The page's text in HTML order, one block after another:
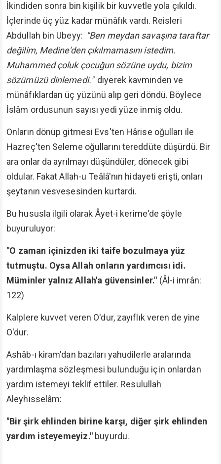
İkindiden sonra bin kişilik bir kuvvetle yola çıkıldı.
İçlerinde üç yüz kadar münâfık vardı. Reisleri
Abdullah bin Ubeyy: "Ben meydan savaşına taraftar
değilim, Medine'den çıkılmamasını istedim.
Muhammed çoluk çocuğun sözüne uydu, bizim
sözümüzü dinlemedi." diyerek kavminden ve
münâfıklardan üç yüzünü alıp geri döndü. Böylece
İslâm ordusunun sayısı yedi yüze inmiş oldu.
Onların dönüp gitmesi Evs'ten Hârise oğulları ile
Hazreç'ten Seleme oğullarını tereddüte düşürdü. Bir
ara onlar da ayrılmayı düşündüler, dönecek gibi
oldular. Fakat Allah-u Teâlâ'nın hidayeti erişti, onları
şeytanın vesvesesinden kurtardı.
Bu hususla ilgili olarak Âyet-i kerime'de şöyle
buyuruluyor:
"O zaman içinizden iki taife bozulmaya yüz
tutmuştu. Oysa Allah onların yardımcısı idi.
Müminler yalnız Allah'a güvensinler." (Âl-i imrân:
122)
Kalplere kuvvet veren O'dur, zayıflık veren de yine
O'dur.
Ashâb-ı kiram'dan bazıları yahudilerle aralarında
yardımlaşma sözleşmesi bulunduğu için onlardan
yardım istemeyi teklif ettiler. Resulullah
Aleyhisselâm:
"Bir şirk ehlinden birine karşı, diğer şirk ehlinden
yardım isteyemeyiz." buyurdu.